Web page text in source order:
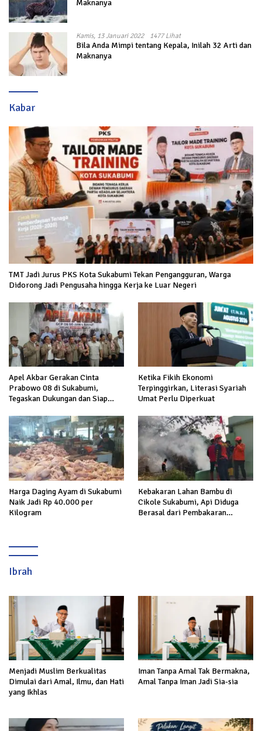
Maknanya
Kamis, 13 Januari 2022 1477 Lihat
Bila Anda Mimpi tentang Kepala, Inilah 32 Arti dan
Maknanya
Kabar
TMT Jadi Jurus PKS Kota Sukabumi Tekan Pengangguran, Warga
Didorong Jadi Pengusaha hingga Kerja ke Luar Negeri
Apel Akbar Gerakan Cinta
Prabowo 08 di Sukabumi,
Tegaskan Dukungan dan Siap
Prabowo
Ketika Fikih Ekonomi
Terpinggirkan, Literasi Syariah
Umat Perlu Diperkuat
Harga Daging Ayam di Sukabumi
Naik Jadi Rp 40.000 per
Kilogram
Kebakaran Lahan Bambu di
Cikole Sukabumi, Api Diduga
Berasal dari Pembakaran
Ibrah
Menjadi Muslim Berkualitas
Dimulai dari Amal, Ilmu, dan Hati
yang Ikhlas
Iman Tanpa Amal Tak Bermakna,
Amal Tanpa Iman Jadi Sia-sia